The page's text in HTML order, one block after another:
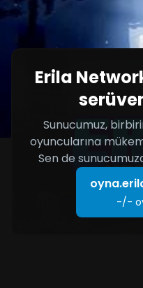
Erila
Sunucumuz,
oyuncularına
Sen de
-/-